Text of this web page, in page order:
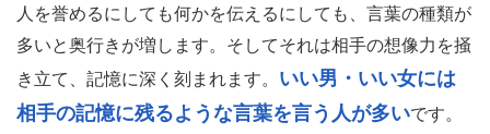
人を誉めるにしても何かを伝えるにしても、言葉の種類が
多いと奥行きが増します。そしてそれは相手の想像力を掻
き立て、記憶に深く刻まれます。 いい男・いい女には
相手の記憶に残るような言葉を言う人が多いです。